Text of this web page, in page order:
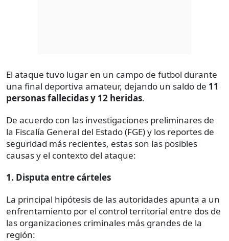
El ataque tuvo lugar en un campo de futbol durante
una final deportiva amateur, dejando un saldo de 11
personas fallecidas y 12 heridas.
De acuerdo con las investigaciones preliminares de
la Fiscalía General del Estado (FGE) y los reportes de
seguridad más recientes, estas son las posibles
causas y el contexto del ataque:
1. Disputa entre cárteles
La principal hipótesis de las autoridades apunta a un
enfrentamiento por el control territorial entre dos de
las organizaciones criminales más grandes de la
región: